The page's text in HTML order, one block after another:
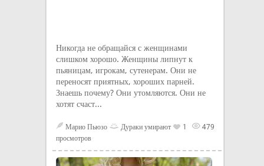
Никогда не обращайся с женщинами
слишком хорошо. Женщины липнут к
пьяницам, игрокам, сутенерам. Они не
переносят приятных, хороших парней.
Знаешь почему? Они утомляются. Они не
хотят счаст...
Марио Пьюзо Дураки умирают 1
479
просмотров